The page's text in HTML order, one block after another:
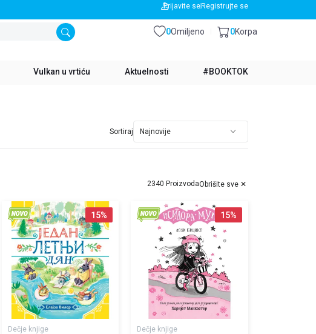
BESPLATNA DOSTAVA ZA IZNOS PREKO 3500 RSD
Prijavite se Registrujte se
Omiljeno
0 Korpa
0
Vulkan u vrtiću Aktuelnosti #BOOKTOK
Sortiraj
2340 ProizvodaObrišite sve
15%
Dečje knjige
15%
Dečje knjige